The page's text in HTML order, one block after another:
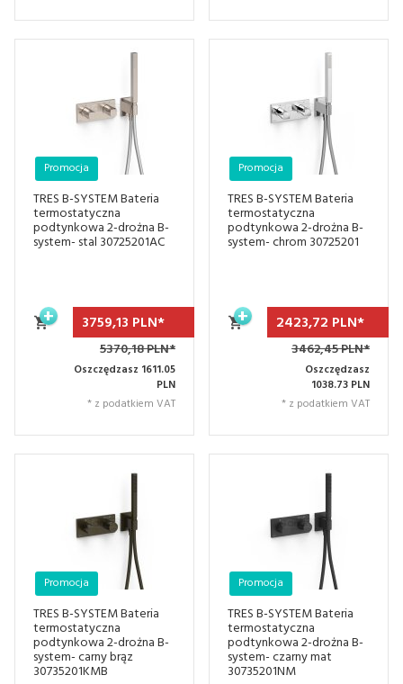
TRES B-SYSTEM Bateria
termostatyczna
podtynkowa 2-drożna B-
system- stal 30725201AC
Promocja
3759,13 PLN*
5370,18 PLN*
Oszczędzasz 1611.05
PLN
* z podatkiem VAT
TRES B-SYSTEM Bateria
termostatyczna
podtynkowa 2-drożna B-
system- chrom 30725201
Promocja
2423,72 PLN*
3462,45 PLN*
Oszczędzasz
1038.73 PLN
* z podatkiem VAT
TRES B-SYSTEM Bateria
termostatyczna
podtynkowa 2-drożna B-
system- carny brąz
30735201KMB
Promocja
TRES B-SYSTEM Bateria
termostatyczna
podtynkowa 2-drożna B-
system- czarny mat
30735201NM
Promocja